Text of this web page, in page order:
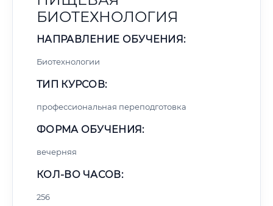
БИОТЕХНОЛОГИЯ
НАПРАВЛЕНИЕ ОБУЧЕНИЯ:
Биотехнологии
ТИП КУРСОВ:
профессиональная переподготовка
ФОРМА ОБУЧЕНИЯ:
вечерняя
КОЛ-ВО ЧАСОВ:
256